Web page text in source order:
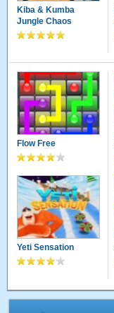
Kiba & Kumba
Jungle Chaos
Flow Free
Yeti Sensation